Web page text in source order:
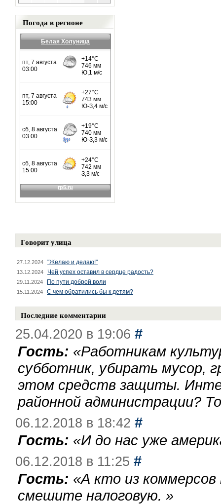
Погода в регионе
Белая Холуница
Говорит улица
27.12.2024 "Желаю и делаю!"
13.12.2024 Чей успех оставил в сердце радость?
29.11.2024 По пути доброй воли
15.11.2024 С чем обратились бы к детям?
Последние комментарии
25.04.2020 в 19:06 #
Гость: «Работникам
субботник, убирать мусор,
этом средств защиты.
районной администрации?
06.12.2018 в 18:42 #
Гость: «И до нас уже
06.12.2018 в 11:25 #
Гость: «А кто из
смешите налоговую. »